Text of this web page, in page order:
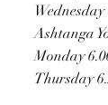
Ashtanga
Monday
Thursday